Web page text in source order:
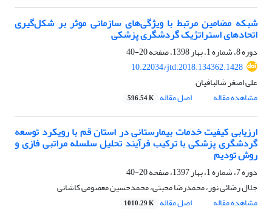
شبکه مضامین مرتبط با ویژگی‌های سازمانی موثر بر شکل‌گیری
اتحادهای استراتژیک گردشگری پزشکی
دوره 8، شماره 1، بهار 1398، صفحه
20-40
10.22034/jtd.2018.134362.1428
علی اصغر شالبافیان
مشاهده مقاله
اصل مقاله 596.54 K
ارزیابی کیفیت خدمات بیمارستانی در استان قم با رویکرد توسعه
گردشگری پزشکی با ترکیب فرآیند تحلیل سلسله مراتبی فازی و
روش تودیم
دوره 7، شماره 1، بهار 1397، صفحه
20-40
جلال رضائی نور، محمدرضا محبتی، محمدحسین معصومی کاشانی
مشاهده مقاله
اصل مقاله 1010.29 K